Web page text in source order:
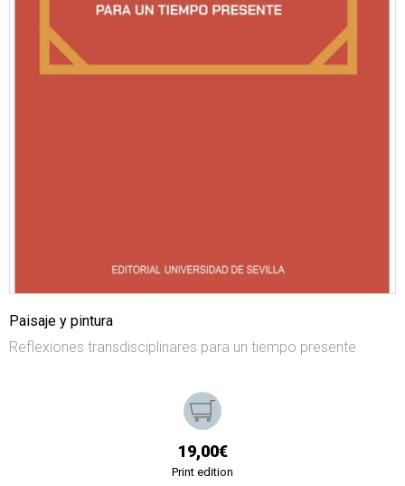
Paisaje y pintura
Reflexiones transdisciplinares para un tiempo presente
19,00€
Print edition